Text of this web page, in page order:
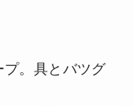
プ。具とバツグ